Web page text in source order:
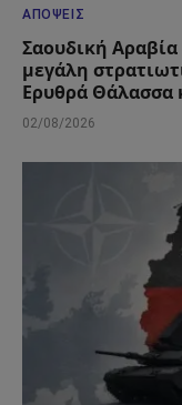
ΑΠΌΨΕΙΣ
Σαουδική Αραβία
μεγάλη
Ερυθρά Θάλασσα
02/08/2026